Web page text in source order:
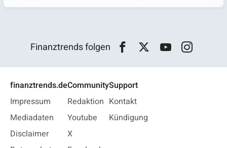
Finanztrends folgen
finanztrends.de
Impressum
Mediadaten
Disclaimer
Community
Redaktion
Youtube
X
Support
Kontakt
Kündigung